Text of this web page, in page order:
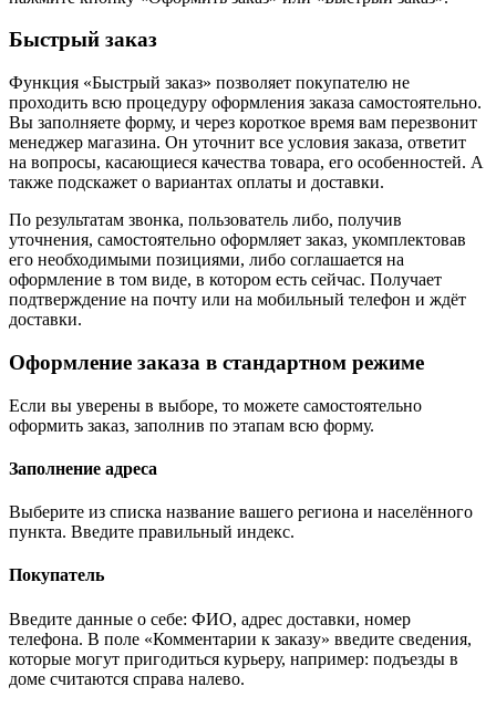
Быстрый заказ
Функция «Быстрый заказ» позволяет покупателю не
проходить всю процедуру оформления заказа самостоятельно.
Вы заполняете форму, и через короткое время вам перезвонит
менеджер магазина. Он уточнит все условия заказа, ответит
на вопросы, касающиеся качества товара, его особенностей. А
также подскажет о вариантах оплаты и доставки.
По результатам звонка, пользователь либо, получив
уточнения, самостоятельно оформляет заказ, укомплектовав
его необходимыми позициями, либо соглашается на
оформление в том виде, в котором есть сейчас. Получает
подтверждение на почту или на мобильный телефон и ждёт
доставки.
Оформление заказа в стандартном режиме
Если вы уверены в выборе, то можете самостоятельно
оформить заказ, заполнив по этапам всю форму.
Заполнение адреса
Выберите из списка название вашего региона и населённого
пункта. Введите правильный индекс.
Покупатель
Введите данные о себе: ФИО, адрес доставки, номер
телефона. В поле «Комментарии к заказу» введите сведения,
которые могут пригодиться курьеру, например: подъезды в
доме считаются справа налево.